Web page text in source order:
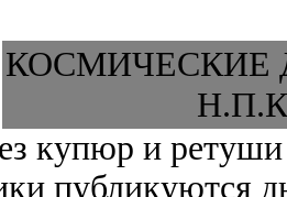
КОСМИЧЕСКИЕ
купюр и ретуши
публикуются